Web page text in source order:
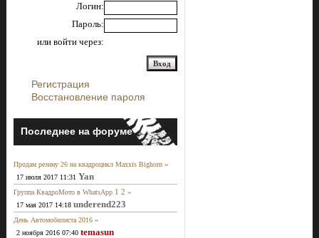
Логин:
Пароль:
или войти через:
Регистрация
Восстановление пароля
Последнее на форуме
Продам резину 26 на квадроцикл Maxxis Bighorn »
17 июля 2017 11:31 Yan
Группа КвадроМото в WhatsApp 1 2 »
17 мая 2017 14:18 underend223
День Автомобилиста 2016 »
2 ноября 2016 07:40 temasun